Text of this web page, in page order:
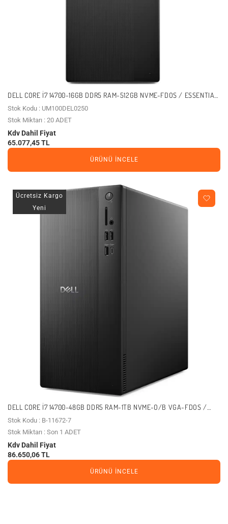
DELL CORE I7 14700-16GB DDR5 RAM-512GB NVME-FDOS / ESSENTIAL
BTO014_QVT1260U
Stok Kodu : UM100DEL0250
Stok Miktarı : 20 ADET
Kdv Dahil Fiyat
65.077,45 TL
ÜRÜNÜ İNCELE
Ücretsiz Kargo
Yeni
DELL CORE I7 14700-48GB DDR5 RAM-1TB NVME-O/B VGA-FDOS /
ECT1250 ECT1250_RPLS-R_007_U (11672)
Stok Kodu : B-11672-7
Stok Miktarı : Son 1 ADET
Kdv Dahil Fiyat
86.650,06 TL
ÜRÜNÜ İNCELE